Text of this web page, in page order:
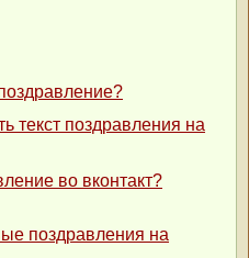
текст поздравления на
во вконтакт?
поздравления на